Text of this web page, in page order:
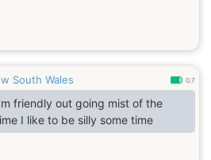
South Wales 0.7
friendly out going mist of the
I like to be silly some time